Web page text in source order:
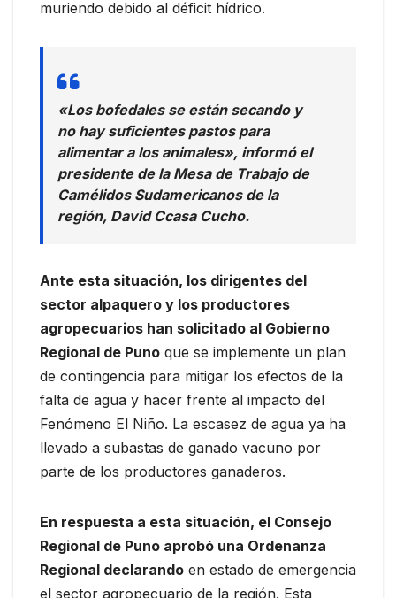
muriendo debido al déficit hídrico.
«Los bofedales se están secando y
no hay suficientes pastos para
alimentar a los animales», informó el
presidente de la Mesa de Trabajo de
Camélidos Sudamericanos de la
región, David Ccasa Cucho.
Ante esta situación, los dirigentes del
sector alpaquero y los productores
agropecuarios han solicitado al Gobierno
Regional de Puno que se implemente un plan
de contingencia para mitigar los efectos de la
falta de agua y hacer frente al impacto del
Fenómeno El Niño. La escasez de agua ya ha
llevado a subastas de ganado vacuno por
parte de los productores ganaderos.
En respuesta a esta situación, el Consejo
Regional de Puno aprobó una Ordenanza
Regional declarando en estado de emergencia
el sector agropecuario de la región. Esta